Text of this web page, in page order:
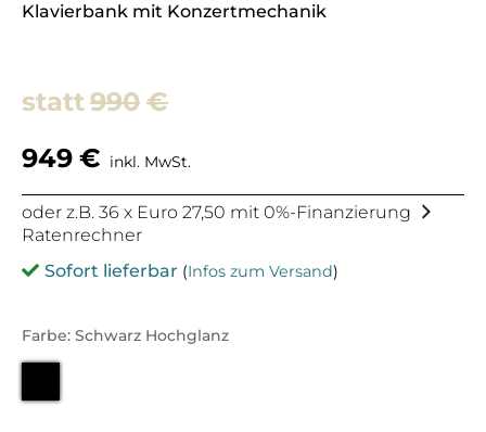
Klavierbank mit Konzertmechanik
990 €
949 € inkl. MwSt.
oder z.B. 36 x Euro 27,50 mit 0%-Finanzierung
Ratenrechner
Sofort lieferbar (Infos zum Versand)
Farbe: Schwarz Hochglanz